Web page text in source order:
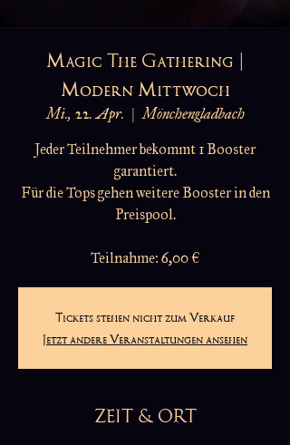
Magic The Gathering |
Modern Mittwoch
Mi., 22. Apr.
  |
Mönchengladbach
Jeder Teilnehmer bekommt 1 Booster
garantiert.
Für die Tops gehen weitere Booster in den
Preispool.
Teilnahme: 6,00 €
Tickets stehen nicht zum Verkauf
Jetzt andere Veranstaltungen ansehen
ZEIT & ORT